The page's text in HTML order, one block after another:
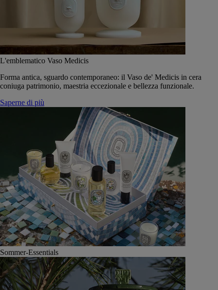
L'emblematico Vaso Medicis
Forma antica, sguardo contemporaneo: il Vaso de' Medicis in cera
coniuga patrimonio, maestria eccezionale e bellezza funzionale.
Saperne di più
Sommer-Essentials